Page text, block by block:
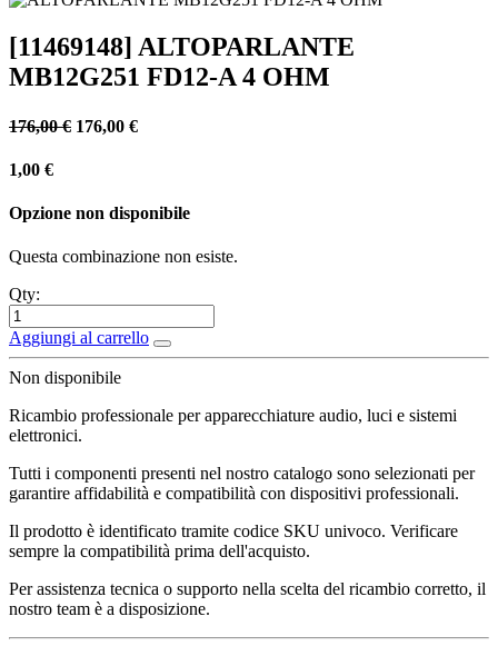
[11469148] ALTOPARLANTE
MB12G251 FD12-A 4 OHM
176,00€ 176,00 €
1,00 €
Opzione non disponibile
Questa combinazione non esiste.
Qty:
Aggiungi al carrello
Non disponibile
Ricambio professionale per apparecchiature audio, luci e sistemi
elettronici.
Tutti i componenti presenti nel nostro catalogo sono selezionati per
garantire affidabilità e compatibilità con dispositivi professionali.
Il prodotto è identificato tramite codice SKU univoco. Verificare
sempre la compatibilità prima dell'acquisto.
Per assistenza tecnica o supporto nella scelta del ricambio corretto, il
nostro team è a disposizione.